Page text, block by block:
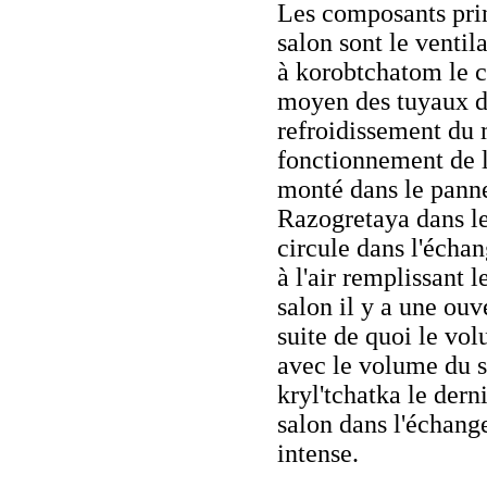
Les composants
salon sont le
à korobtchatom le
moyen des tuyaux
refroidissement du
fonctionnement
monté dans le
Razogretaya dans
circule dans
à l'air remplissant
salon il y a une
suite de quoi le
avec le volume du
kryl'tchatka le
salon dans
intense.